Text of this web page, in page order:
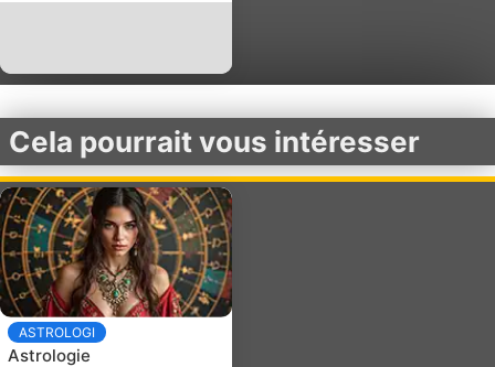
Cela pourrait vous intéresser
ASTROLOGI
Astrologie